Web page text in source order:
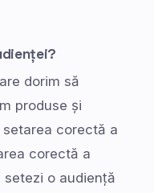
dorim să
produse și
corectă a
corectă a
o audiență